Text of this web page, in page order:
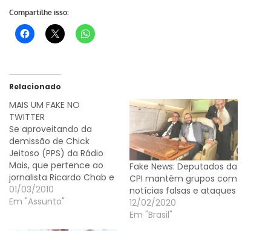
Compartilhe isso:
Relacionado
MAIS UM FAKE NO
TWITTER
Se aproveitando da
demissão de Chick
Jeitoso (PPS) da Rádio
Mais, que pertence ao
jornalista Ricardo Chab e
era do Ratinho pai, um
twitter fake
01/03/2010
Em "Assunto"
Fake News: Deputados da
CPI mantêm grupos com
notícias falsas e ataques
12/02/2020
Em "Brasil"